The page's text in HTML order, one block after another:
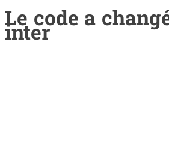
Le code a
inter